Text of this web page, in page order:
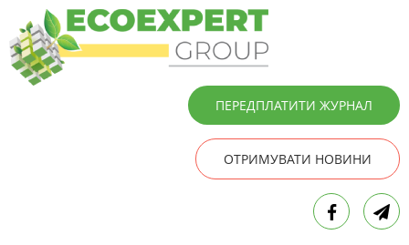
ПЕРЕДПЛАТИТИ ЖУРНАЛ
ОТРИМУВАТИ НОВИНИ